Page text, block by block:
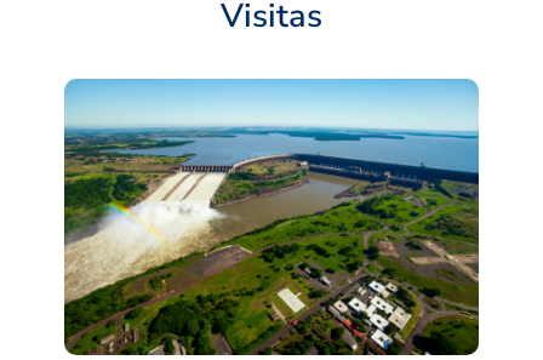
Visitas